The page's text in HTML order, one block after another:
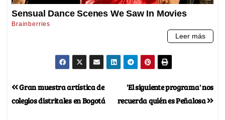
'El siguiente programa' nos
recuerda quién es Peñalosa
Gran muestra artística de
colegios distritales en Bogotá